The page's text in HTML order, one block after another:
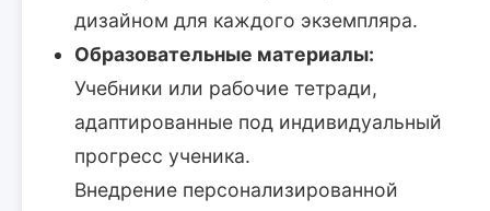
дизайном для каждого экземпляра.
Образовательные материалы:
Учебники или рабочие тетради,
адаптированные под индивидуальный
прогресс ученика.
Внедрение персонализированной